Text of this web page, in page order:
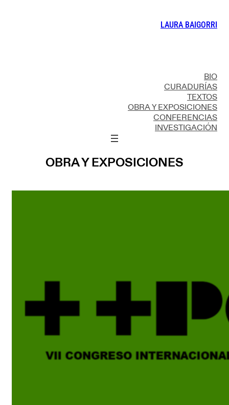
LAURA BAIGORRI
BIO
CURADURÍAS
TEXTOS
OBRA Y EXPOSICIONES
CONFERENCIAS
INVESTIGACIÓN
OBRA Y EXPOSICIONES